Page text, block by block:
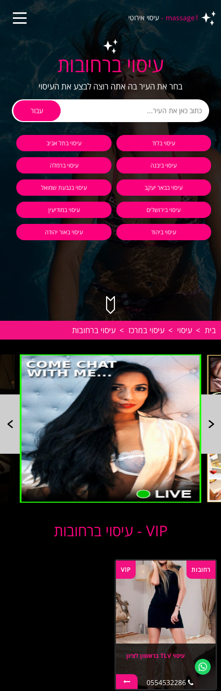
massage1 - עיסוי אירוטי
עיסוי ברחובות
בחר את העיר בה אתה רוצה לבצע את העיסוי
עבור
עיסוי בלוד עיסוי בתל אביב
עיסוי ביבנה עיסוי ברמלה
עיסוי בבאר יעקב עיסוי בגבעת שמואל
עיסוי בירושלים עיסוי במודיעין
עיסוי ביהוד עיסוי באור יהודה
בית > עיסוי > עיסוי במרכז > עיסוי ברחובות
VIP - עיסוי ברחובות
VIP רחובות
עיסוי TLV בראשון לציון
0554532286